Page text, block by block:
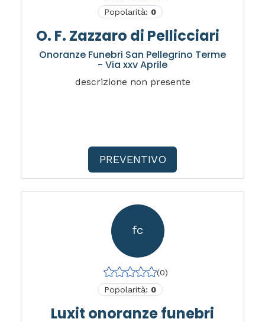
Popolarità: 0
O. F. Zazzaro di Pellicciari
Onoranze Funebri San Pellegrino Terme
- Via xxv Aprile
descrizione non presente
PREVENTIVO
fc
(0)
Popolarità: 0
Luxit onoranze funebri